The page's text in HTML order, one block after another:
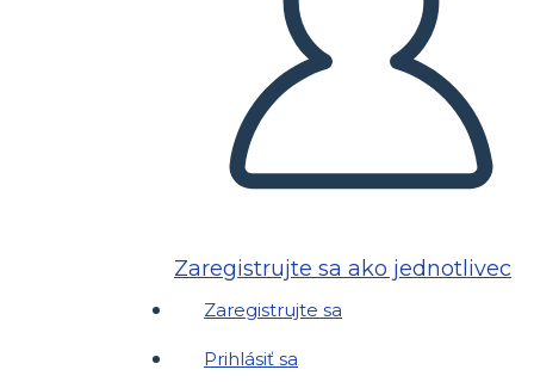
Zaregistrujte sa ako jednotlivec
Zaregistrujte sa
Prihlásiť sa